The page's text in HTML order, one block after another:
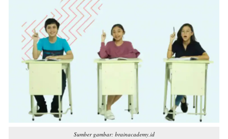
Sumber gambar: brainacademy.id